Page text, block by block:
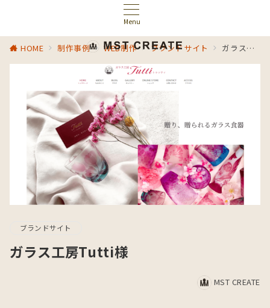
Menu
HOME 制作事例 WEB制作 ブランドサイト ガラス工房Tutti様
ブランドサイト
ガラス工房Tutti様
MST CREATE